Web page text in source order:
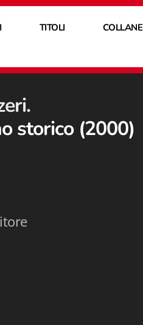
TITOLI COLLANE
storico (2000)